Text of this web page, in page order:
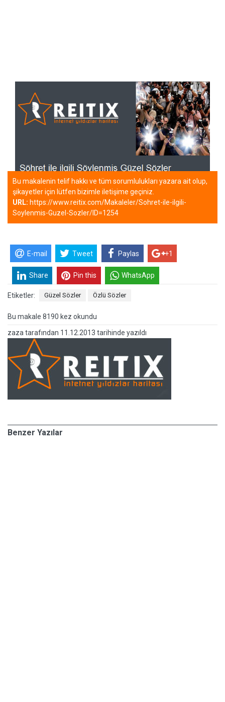
Bu makalenin telif hakkı ve tüm sorumlulukları yazara ait olup,
şikayetler için lütfen bizimle iletişime geçiniz.
URL: https://www.reitix.com/Makaleler/Sohret-ile-ilgili-
Soylenmis-Guzel-Sozler/ID=1254
E-mail Tweet Paylas +1
Share Pin this WhatsApp
Etiketler: Güzel Sözler Özlü Sözler
Bu makale 8190 kez okundu
zazatarafından 11.12.2013 tarihinde yazıldı
Benzer Yazılar